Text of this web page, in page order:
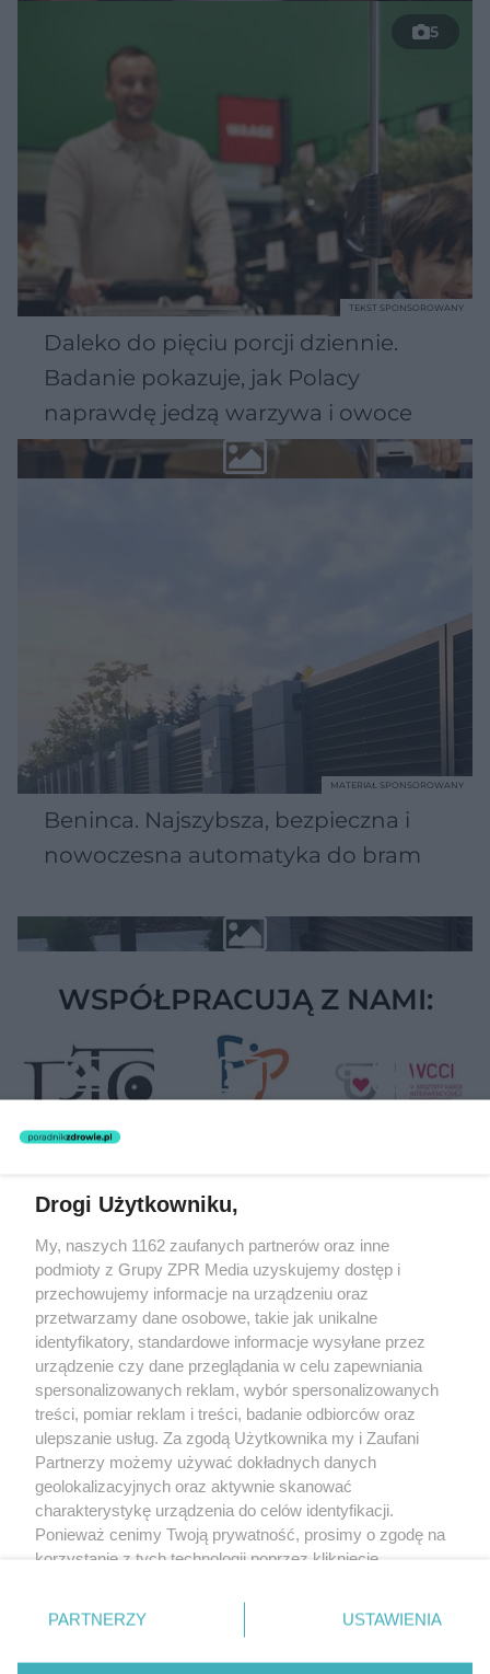
5
Daleko do pięciu porcji dziennie.
Badanie pokazuje, jak Polacy
naprawdę jedzą warzywa i owoce
TEKST SPONSOROWANY
Beninca. Najszybsza, bezpieczna i
nowoczesna automatyka do bram
MATERIAŁ SPONSOROWANY
WSPÓŁPRACUJĄ Z NAMI:
rozpowszechniany lub dalej rozpowszechniany w jakikolwiek sposób
(w tym także elektroniczny lub mechaniczny) na jakimkolwiek polu
eksploatacji w jakiejkolwiek formie, włącznie z umieszczaniem w
Internecie bez pisemnej zgody właściciela praw. Jakiekolwiek użycie
lub wykorzystanie utworów w całości lub w części z naruszeniem
prawa, tzn. bez właściwej zgody, jest zabronione pod groźbą kary i
może być ścigane prawnie.
O nas
Informacje prawne
Nasze serwisy
Drogi Użytkowniku,
My, naszych 1162 zaufanych partnerów oraz inne
podmioty z Grupy ZPR Media uzyskujemy dostęp i
przechowujemy informacje na urządzeniu oraz
przetwarzamy dane osobowe, takie jak unikalne
identyfikatory, standardowe informacje wysyłane przez
urządzenie czy dane przeglądania w celu zapewniania
spersonalizowanych reklam, wybór spersonalizowanych
treści, pomiar reklam i treści, badanie odbiorców oraz
ulepszanie usług. Za zgodą Użytkownika my i Zaufani
Partnerzy możemy używać dokładnych danych
geolokalizacyjnych oraz aktywnie skanować
charakterystykę urządzenia do celów identyfikacji.
Ponieważ cenimy Twoją prywatność, prosimy o zgodę na
korzystanie z tych technologii poprzez kliknięcie
zmienić/wycofać klikając przycisk ustawień prywatności
znajdujący się w lewym dolnym rogu strony
rodzaje przetwarzania danych nie wymagają zgody
PARTNERZY USTAWIENIA